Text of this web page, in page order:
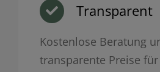
Transparent
Kostenlose Beratung
transparente Preise